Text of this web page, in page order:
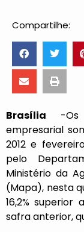
Compartilhe:
Brasília
-Os
empresarial
2012 e
pelo
Ministério da
(Mapa), nesta
16,2%
safra anterior,